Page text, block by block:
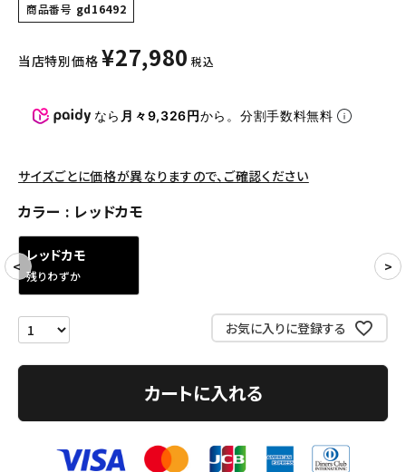
その他バッグ類
スニーカー・ブーツ
COLLABORATION BRAND
SEASON
CONTENTS
ACCOUNT MENU
ようこそ ゲスト 様
person
Follow us
商品番号 gd16492
当店特別価格 ¥27,980 税込
なら 月々9,326円から。分割手数料無料
サイズごとに価格が異なりますので、ご確認ください
カラー レッドカモ
レッドカモ
残りわずか
お気に入りに登録する
カートに入れる